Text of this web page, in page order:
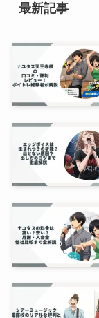
最新記事